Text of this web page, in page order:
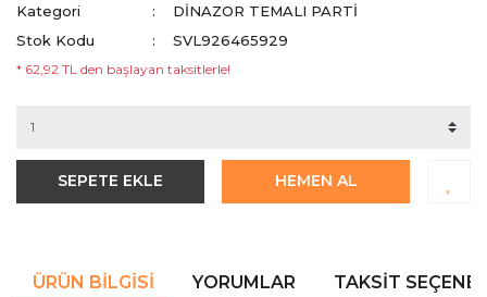
Kategori
DINAZOR TEMALI PARTI
Stok Kodu
SVL926465929
* 62,92 TL den başlayan taksitlerle!
SEPETE EKLE HEMEN AL
ÜRÜN BILGISI YORUMLAR TAKSIT